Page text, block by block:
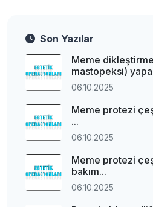
Son Yazılar
Meme
mastopeksi)
06.10.2025
Meme protezi
...
06.10.2025
Meme protezi
bakım...
06.10.2025